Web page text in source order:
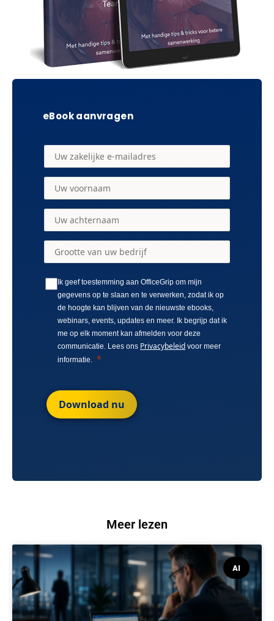
eBook aanvragen
Ik geef toestemming aan OfficeGrip om mijn
gegevens op te slaan en te verwerken, zodat ik op
de hoogte kan blijven van de nieuwste ebooks,
webinars, events, updates en meer. Ik begrijp dat ik
me op elk moment kan afmelden voor deze
communicatie. Lees ons Privacybeleid voor meer
informatie.
Download nu
Meer lezen
AI